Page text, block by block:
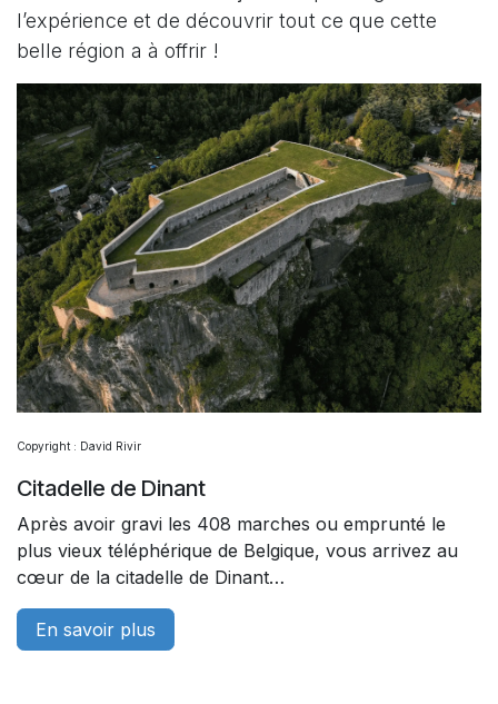
l’expérience et de découvrir tout ce que cette
belle région a à offrir !
Copyright : David Rivir
Citadelle de Dinant
Après avoir gravi les 408 marches ou emprunté le
plus vieux téléphérique de Belgique, vous arrivez au
cœur de la citadelle de Dinant…
En savoir plus